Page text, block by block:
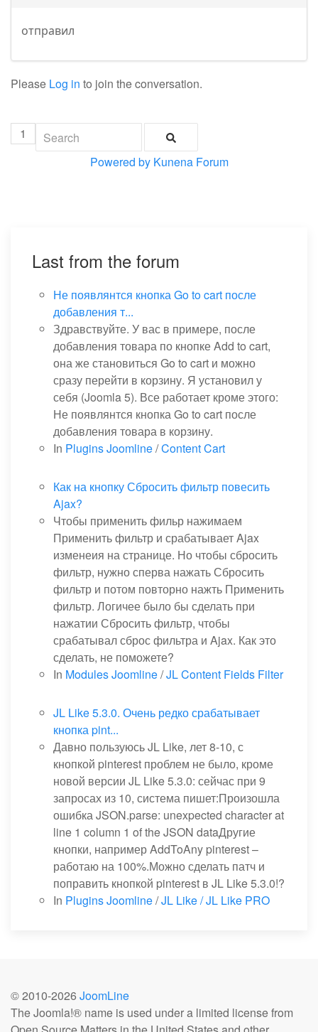
отправил
Please Log in to join the conversation.
1
Powered by Kunena Forum
Last from the forum
Не появлянтся кнопка Go to cart после
добавления т...
Здравствуйте. У вас в примере, после
добавления товара по кнопке Add to cart,
она же становиться Go to cart и можно
сразу перейти в корзину. Я установил у
себя (Joomla 5). Все работает кроме этого:
Не появлянтся кнопка Go to cart после
добавления товара в корзину.
In Plugins Joomline/Content Cart
Как на кнопку Сбросить фильтр повесить
Ajax?
Чтобы применить фильр нажимаем
Применить фильтр и срабатывает Ajax
изменеия на странице. Но чтобы сбросить
фильтр, нужно сперва нажать Сбросить
фильтр и потом повторно нажть Применить
фильтр. Логичее было бы сделать при
нажатии Сбросить фильтр, чтобы
срабатывал сброс фильтра и Ajax. Как это
сделать, не поможете?
In Modules Joomline/JL Content Fields Filter
JL Like 5.3.0. Очень редко срабатывает
кнопка pint...
Давно пользуюсь JL Like, лет 8-10, с
кнопкой pinterest проблем не было, кроме
новой версии JL Like 5.3.0: сейчас при 9
запросах из 10, система пишет:Произошла
ошибка JSON.parse: unexpected character at
line 1 column 1 of the JSON dataДругие
кнопки, например AddToAny pinterest –
работаю на 100%.Можно сделать патч и
поправить кнопкой pinterest в JL Like 5.3.0!?
In Plugins Joomline/JL Like / JL Like PRO
© 2010-2026 JoomLine
The Joomla!® name is used under a limited license from